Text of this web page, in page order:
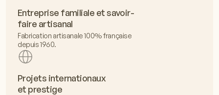
Entreprise familiale et savoir-
faire artisanal
Fabrication artisanale 100% française
depuis 1960.
Projets internationaux
et prestige